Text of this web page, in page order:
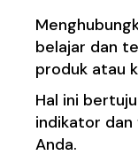
belajar dan
produk atau
Hal ini
indikator
Anda.